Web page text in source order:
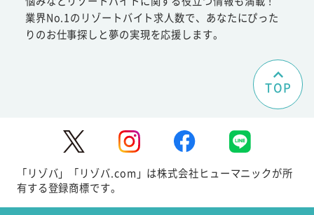
業界No.1のリゾートバイト求人数で、あなたにぴった
りのお仕事探しと夢の実現を応援します。
TOP
「リゾバ」「リゾバ.com」は株式会社ヒューマニックが所
有する登録商標です。